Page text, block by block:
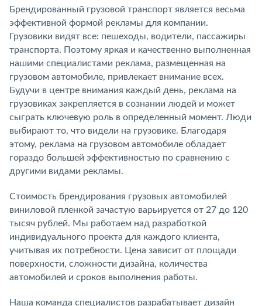
Брендированный грузовой транспорт является весьма
эффективной формой рекламы для компании.
Грузовики видят все: пешеходы, водители, пассажиры
транспорта. Поэтому яркая и качественно выполненная
нашими специалистами реклама, размещенная на
грузовом автомобиле, привлекает внимание всех.
Будучи в центре внимания каждый день, реклама на
грузовиках закрепляется в сознании людей и может
сыграть ключевую роль в определенный момент. Люди
выбирают то, что видели на грузовике. Благодаря
этому, реклама на грузовом автомобиле обладает
гораздо большей эффективностью по сравнению с
другими видами рекламы.
Стоимость брендирования грузовых автомобилей
виниловой пленкой зачастую варьируется от 27 до 120
тысяч рублей. Мы работаем над разработкой
индивидуального проекта для каждого клиента,
учитывая их потребности. Цена зависит от площади
поверхности, сложности дизайна, количества
автомобилей и сроков выполнения работы.
Наша команда специалистов разрабатывает дизайн